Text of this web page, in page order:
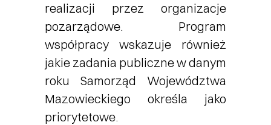
realizacji przez organizacje
pozarządowe. Program
współpracy wskazuje również
jakie zadania publiczne w danym
roku Samorząd Województwa
Mazowieckiego określa jako
priorytetowe.